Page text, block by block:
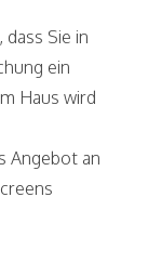
Sie in
ein
Haus wird
Angebot an